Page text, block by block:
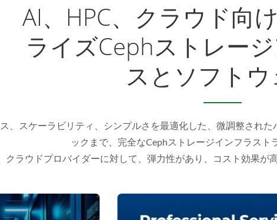
AI、HPC、クラウド向
ライズCephストレー
スとソフトウ
、スケーラビリティ、シンプルさを最適化した、微調整され
ックまで、完全なCephストレージインフラスト
クラウドプロバイダーに対して、弾力性があり、コスト効果が